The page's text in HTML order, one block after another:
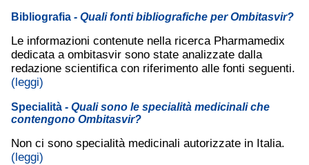
Bibliografia - Quali fonti bibliografiche per Ombitasvir?
Le informazioni contenute nella ricerca Pharmamedix
dedicata a ombitasvir sono state analizzate dalla
redazione scientifica con riferimento alle fonti seguenti.
(leggi)
Specialità - Quali sono le specialità medicinali che
contengono Ombitasvir?
Non ci sono specialità medicinali autorizzate in Italia.
(leggi)